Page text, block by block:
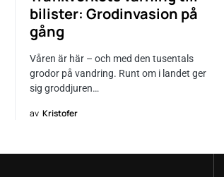
bilister: Grodinvasion på
gång
Våren är här – och med den tusentals
grodor på vandring. Runt om i landet ger
sig groddjuren…
av Kristofer